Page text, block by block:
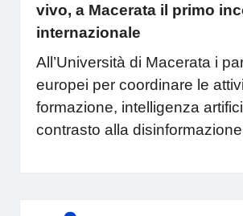
vivo, a Macerata il primo
internazionale
All’Università di Macerata i
europei per coordinare le
formazione, intelligenza
contrasto alla disinformazione